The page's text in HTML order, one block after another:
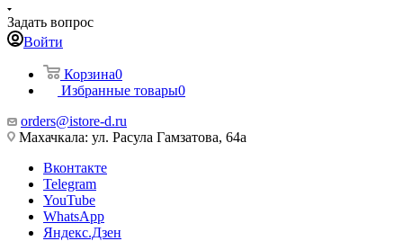
Задать вопрос
Войти
Корзина0
Избранные товары0
orders@istore-d.ru
Махачкала: ул. Расула Гамзатова, 64а
Вконтакте
Telegram
YouTube
WhatsApp
Яндекс.Дзен